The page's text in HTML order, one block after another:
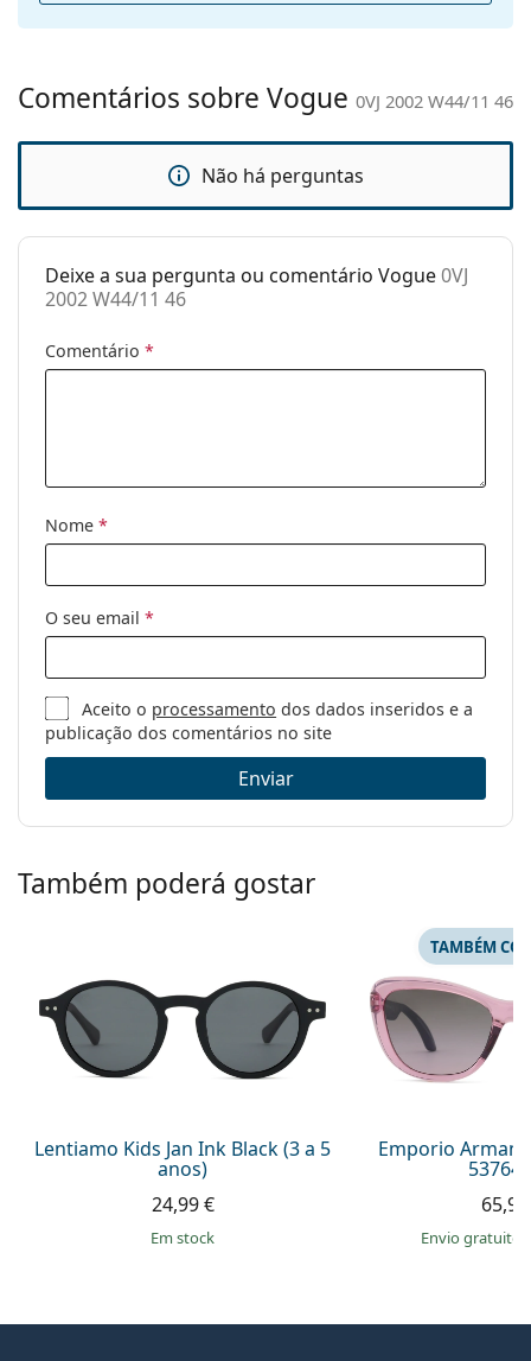
Não
Acessórios
Estojo:
Sim
limpeza:
Sim
Outros
Género:
Crianças
Marca:
Vogue
Comentários sobre Vogue 0VJ 2002 W44/11 46
Não há perguntas
Deixe a sua pergunta ou comentário Vogue0VJ
2002 W44/11 46
Comentário *
Nome *
O seu email *
Aceito o processamento dos dados inseridos e a
publicação dos comentários no site
Enviar
Também poderá gostar
Lentiamo Kids Jan Ink Black (3 a 5
anos)
24,99 €
em stock
Emporio Armani
TAMBÉM
Envio gratuito